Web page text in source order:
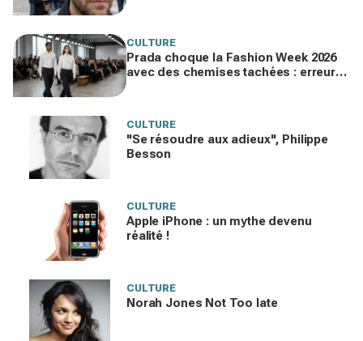
CULTURE
Prada choque la Fashion Week 2026
avec des chemises tachées : erreur
CULTURE
"Se résoudre aux adieux", Philippe
Besson
CULTURE
Apple iPhone : un mythe devenu
réalité !
CULTURE
Norah Jones Not Too late